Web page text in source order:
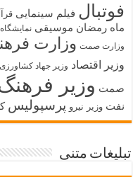
فوتبال فیلم سینمایی
ماه رمضان موسیقی
وزارت صمت وزارت
وزیر اقتصاد وزیر جهاد کشاورزی
صمت وزیر
نفت وزیر نیرو پرسپولیس
تبلیغات متنی